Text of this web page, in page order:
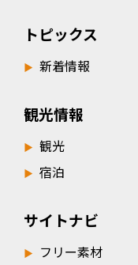
トピックス
▶︎ 新着情報
観光情報
▶︎ 観光
▶︎ 宿泊
サイトナビ
▶︎ フリー素材